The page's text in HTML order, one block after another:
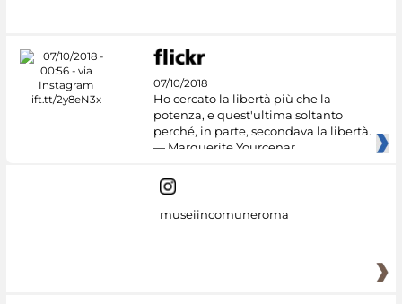
07/10/2018
Ho cercato la libertà più che la
potenza, e quest'ultima soltanto
perché, in parte, secondava la libertà.
— Marguerite Yourcenar
museiincomuneroma